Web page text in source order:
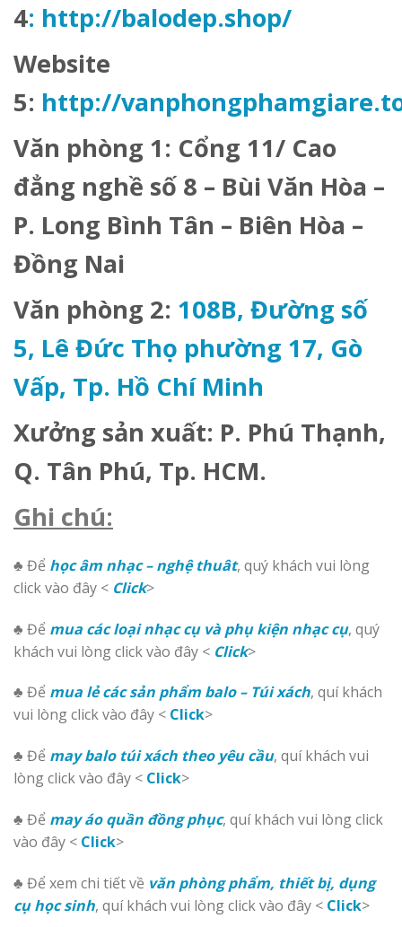
4: http://balodep.shop/
Website
5: http://
Văn phòng 1: Cổng 11/ Cao
đẳng nghề số 8 – Bùi Văn Hòa –
P. Long Bình Tân – Biên Hòa –
Đồng Nai
Văn phòng 2: 108B, Đường số
5, Lê Đức Thọ phường 17, Gò
Vấp, Tp. Hồ Chí Minh
Xưởng sản xuất: P. Phú Thạnh,
Q. Tân Phú, Tp. HCM.
Ghi chú:
♣ Để học âm nhạc – nghệ thuât, quý khách vui lòng
click vào đây < Click>
♣ Để mua các loại nhạc cụ và phụ kiện nhạc cụ, quý
khách vui lòng click vào đây < Click>
♣ Để mua lẻ các sản phẩm balo – Túi xách, quí khách
vui lòng click vào đây < Click>
♣ Để may balo túi xách theo yêu cầu, quí khách vui
lòng click vào đây < Click>
♣ Để may áo quần đồng phục, quí khách vui lòng click
vào đây < Click>
♣ Để xem chi tiết về văn phòng phẩm, thiết bị, dụng
cụ học sinh, quí khách vui lòng click vào đây < Click>